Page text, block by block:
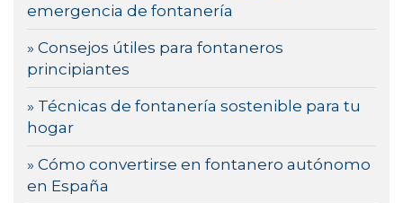
emergencia de fontanería
» Consejos útiles para fontaneros
principiantes
» Técnicas de fontanería sostenible para tu
hogar
» Cómo convertirse en fontanero autónomo
en España